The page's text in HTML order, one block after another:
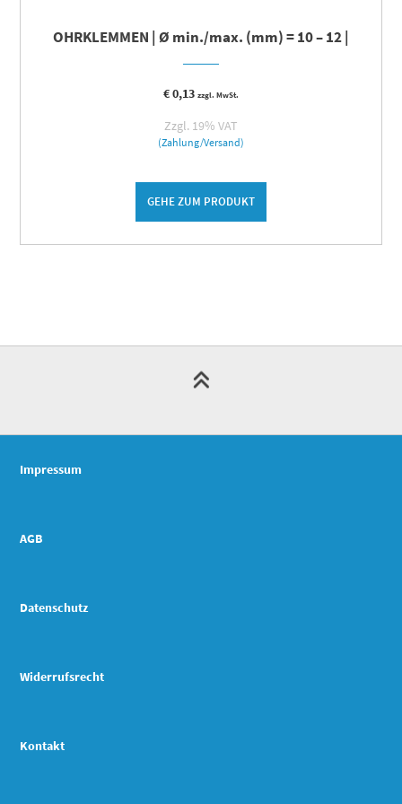
OHRKLEMMEN | Ø min./max. (mm) = 10 – 12 |
€0,13 zzgl. MwSt.
Zzgl. 19% VAT
(Zahlung/Versand)
GEHE ZUM PRODUKT
Impressum
AGB
Datenschutz
Widerrufsrecht
Kontakt